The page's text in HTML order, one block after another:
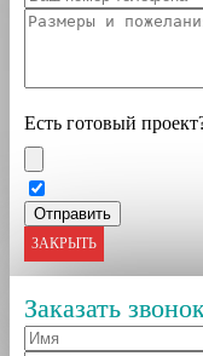
Есть готовый
ЗАКРЫТЬ
Заказать звонок